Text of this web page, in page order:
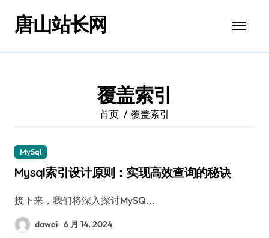
唐山站长网
覆盖索引
首页 覆盖索引
MySql
Mysql索引设计原则：实现高效查询的秘诀
接下来，我们将深入探讨MySQ...
dawei 6 月 14, 2024